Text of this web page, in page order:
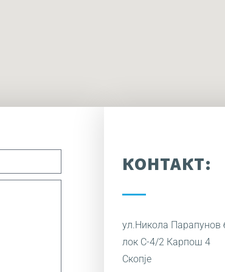
КОНТАКТ:
ул.Никола Парапунов
лок C-4/2 Карпош 4
Скопје